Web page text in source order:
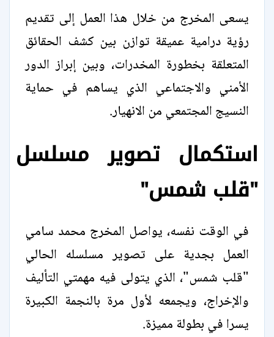
يسعى المخرج من خلال هذا العمل إلى تقديم
رؤية درامية عميقة توازن بين كشف الحقائق
المتعلقة بخطورة المخدرات، وبين إبراز الدور
الأمني والاجتماعي الذي يساهم في حماية
النسيج المجتمعي من الانهيار.
استكمال تصوير مسلسل
"قلب شمس"
في الوقت نفسه، يواصل المخرج محمد سامي
العمل بجدية على تصوير مسلسله الحالي
"قلب شمس"، الذي يتولى فيه مهمتي التأليف
والإخراج، ويجمعه لأول مرة بالنجمة الكبيرة
يسرا في بطولة مميزة.